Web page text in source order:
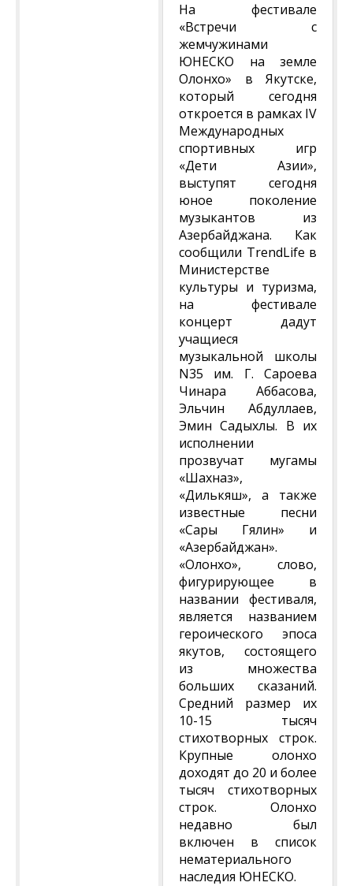
На фестивале
«Встречи с
жемчужинами
ЮНЕСКО на земле
Олонхо» в Якутске,
который сегодня
откроется в рамках IV
Международных
спортивных игр
«Дети Азии»,
выступят сегодня
юное поколение
музыкантов из
Азербайджана. Как
сообщили TrendLife в
Министерстве
культуры и туризма,
на фестивале
концерт дадут
учащиеся
музыкальной школы
N35 им. Г. Сароева
Чинара Аббасова,
Эльчин Абдуллаев,
Эмин Садыхлы. В их
исполнении
прозвучат мугамы
«Шахназ»,
«Дилькяш», а также
известные песни
«Сары Гялин» и
«Азербайджан».
«Олонхо», слово,
фигурирующее в
названии фестиваля,
является названием
героического эпоса
якутов, состоящего
из множества
больших сказаний.
Средний размер их
10-15 тысяч
стихотворных строк.
Крупные олонхо
доходят до 20 и более
тысяч стихотворных
строк. Олонхо
недавно был
включен в список
нематериального
наследия ЮНЕСКО.